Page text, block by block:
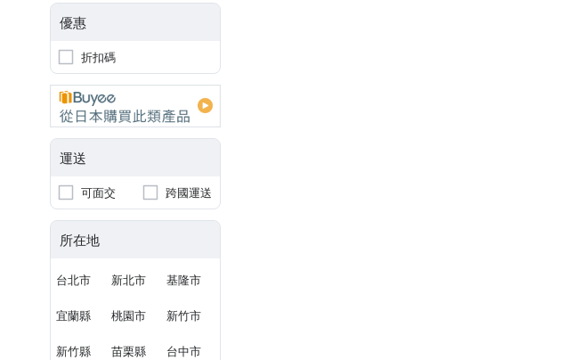
優惠
折扣碼
運送
可面交 跨國運送
所在地
台北市 新北市 基隆市
宜蘭縣 桃園市 新竹市
新竹縣 苗栗縣 台中市